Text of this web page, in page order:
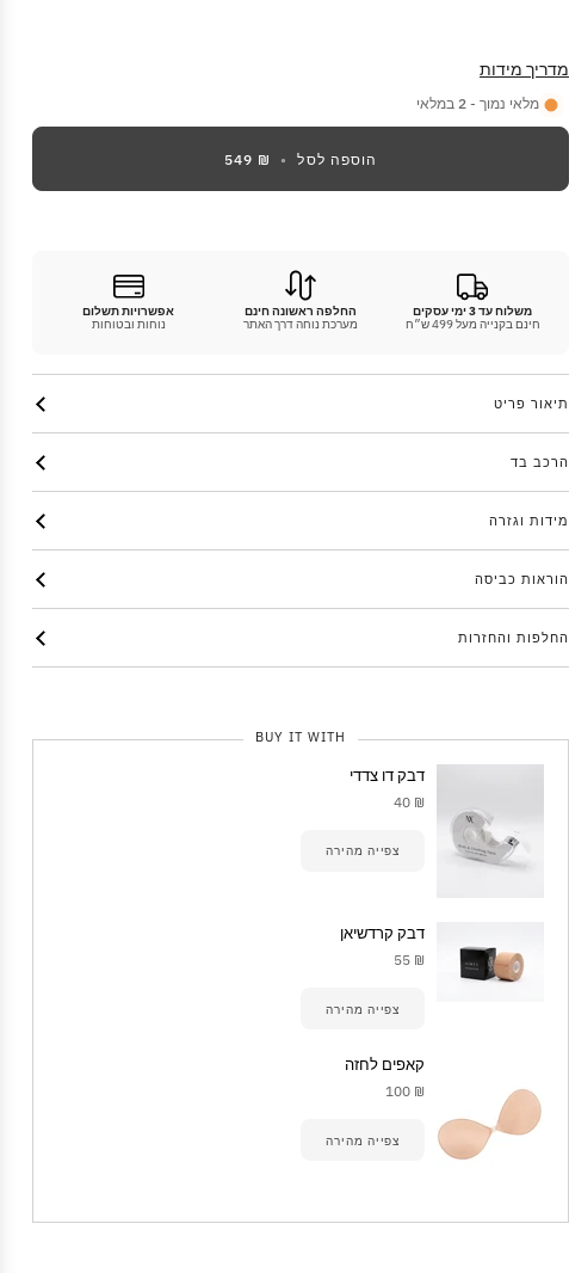
מדריך מידות
מלאי נמוך - 2 במלאי
הוספה לסל •
₪ 549
משלוח עד 3 ימי עסקים
חינם בקנייה מעל 499 ש״ח
החלפה ראשונה חינם
מערכת נוחה דרך האתר
אפשרויות תשלום
נוחות ובטוחות
תיאור פריט
הרכב בד
מידות וגזרה
הוראות כביסה
החלפות והחזרות
BUY IT WITH
דבק דו צדדי
₪ 40
צפייה מהירה
דבק קרדשיאן
₪ 55
צפייה מהירה
קאפים לחזה
₪ 100
צפייה מהירה